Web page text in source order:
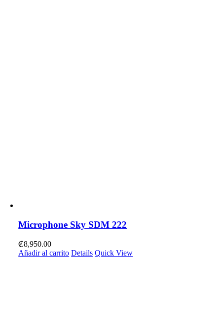
Microphone Sky SDM 222
₡8,950.00
Añadir al carrito Details Quick View